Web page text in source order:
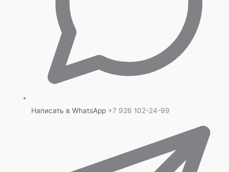
Написать в WhatsApp +7 926 102-24-99